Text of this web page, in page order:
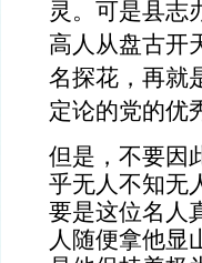
灵。可是县志
高人从盘古开
名探花，再就
定论的党的优
但是，不要因
乎无人不知无
要是这位名人
人随便拿他显